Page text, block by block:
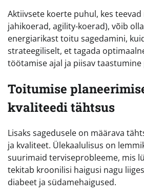
Aktiivsete koerte puhul, kes
jahikoerad, agility-koerad), võib
energiarikast toitu sagedamini,
strateegiliselt, et tagada
töötamise ajal ja piisav taastumine
Toitumise
kvaliteedi tähtsus
Lisaks sagedusele on määrava
ja kvaliteet. Ülekaalulisus on
suurimaid terviseprobleeme, mis
tekitab kroonilisi haigusi nagu
diabeet ja südamehaigused.